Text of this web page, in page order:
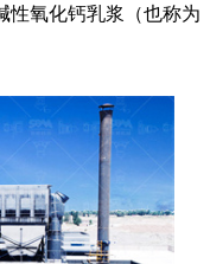
性氧化钙乳浆（也称为